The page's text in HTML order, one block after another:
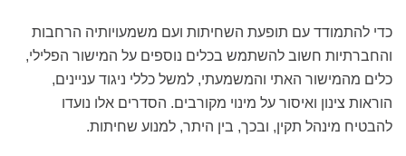
כדי להתמודד עם תופעת השחיתות ועם משמעויותיה הרחבות
והחברתיות חשוב להשתמש בכלים נוספים על המישור הפלילי,
כלים מהמישור האתי והמשמעתי, למשל כללי ניגוד עניינים,
הוראות צינון ואיסור על מינוי מקורבים. הסדרים אלו נועדו
להבטיח מינהל תקין, ובכך, בין היתר, למנוע שחיתות.